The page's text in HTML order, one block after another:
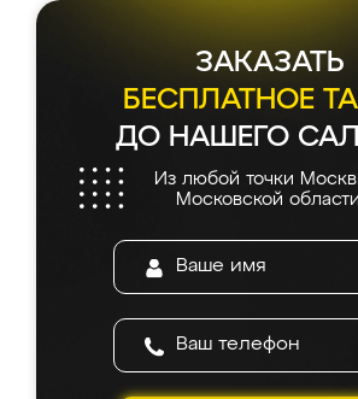
ЗАКАЗАТЬ
БЕСПЛАТНОЕ
ДО НАШЕГО
Из любой точки
Московской